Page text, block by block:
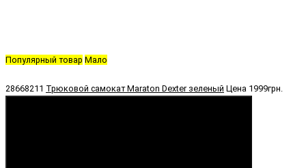
Популярный товар Мало
28668211 Трюковой самокат Maraton Dexter зеленый Цена 1999грн.